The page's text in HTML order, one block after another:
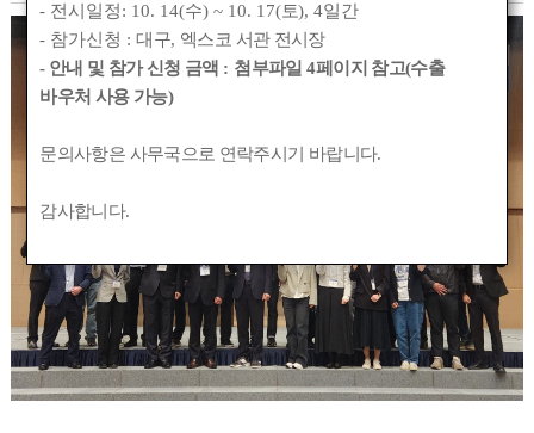
- 전시일정: 10. 14(수) ~ 10. 17(토), 4일간
- 참가신청 :대구, 엑스코 서관 전시장
- 안내 및 참가 신청 금액 : 첨부파일 4페이지 참고(수출
바우처 사용 가능)
문의사항은 사무국으로 연락주시기 바랍니다.
감사합니다.